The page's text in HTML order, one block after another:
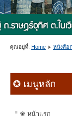
คุณอยู่ที่: Home หนังสือ
✪ เมนูหลัก
❀ หน้าแรก